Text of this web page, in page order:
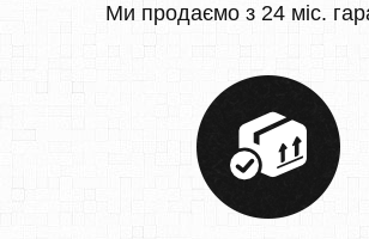
Ми продаємо з 24 міс.